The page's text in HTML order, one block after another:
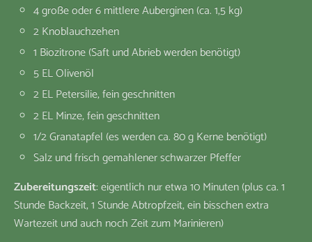
4 große oder 6 mittlere Auberginen (ca. 1,5 kg)
2 Knoblauchzehen
1 Biozitrone (Saft und Abrieb werden benötigt)
5 EL Olivenöl
2 EL Petersilie, fein geschnitten
2 EL Minze, fein geschnitten
1/2 Granatapfel (es werden ca. 80 g Kerne benötigt)
Salz und frisch gemahlener schwarzer Pfeffer
Zubereitungszeit: eigentlich nur etwa 10 Minuten (plus ca. 1
Stunde Backzeit, 1 Stunde Abtropfzeit, ein bisschen extra
Wartezeit und auch noch Zeit zum Marinieren)